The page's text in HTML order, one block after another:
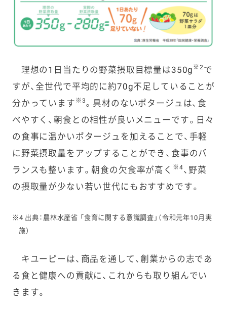
理想の1日当たりの野菜摂取目標量は350g ※2で
すが、全世代で平均的に約70g不足していることが
分かっています ※3。具材のないポタージュは、食
べやすく、朝食との相性が良いメニューです。日々
の食事に温かいポタージュを加えることで、手軽
に野菜摂取量をアップすることができ、食事のバ
ランスも整います。朝食の欠食率が高く ※4、野菜
の摂取量が少ない若い世代にもおすすめです。
※4 出典：農林水産省 「食育に関する意識調査」（令和元年10月実
施）
キユーピーは、商品を通して、創業からの志であ
る食と健康への貢献に、これからも取り組んでい
きます。